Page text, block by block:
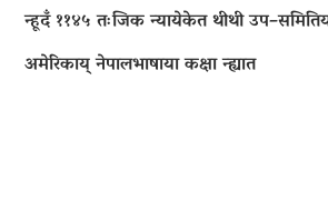
न्हूदँ ११४५ तःजिक न्यायेकेत थीथी
अमेरिकाय् नेपालभाषाया कक्षा न्ह्यात